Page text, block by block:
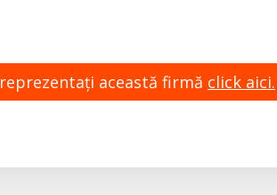
această firmă click aici.